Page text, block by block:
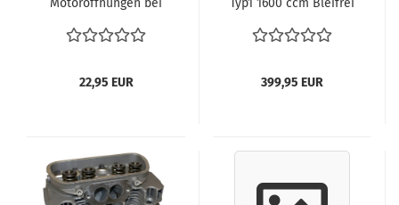
Motoröffnungen bei
VW Käfer Bus T1 T2
Doppelkanal /
Abdichtung
22,95 EUR
Typ1 1600 ccm Bleifrei
040 Autolinea Typ1
komplett Neu vergl.
043101355CK
399,95 EUR